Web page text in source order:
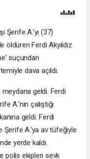
Şerife A.'yı (37)
öldüren Ferdi Akyıldız
suçundan
dava açıldı.
geldi. Ferdi
A.'nın çalıştığı
geldi. Ferdi
Şerife A.'ya av tüfeğiyle
yerde kaldı.
polis ekipleri sevk